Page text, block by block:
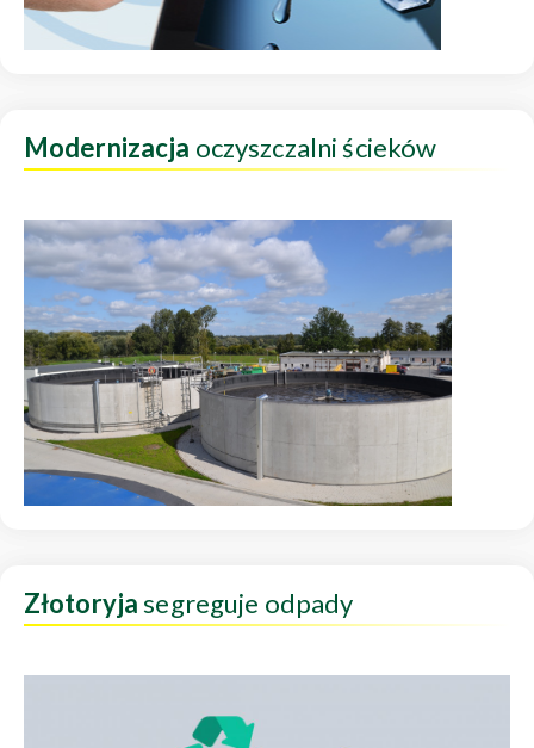
Modernizacja oczyszczalni ścieków
Złotoryjasegreguje odpady